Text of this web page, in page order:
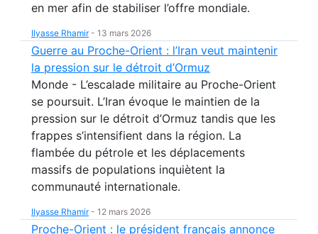
en mer afin de stabiliser l’offre mondiale.
Ilyasse Rhamir- 13 mars 2026
Guerre au Proche-Orient : l’Iran veut maintenir
la pression sur le détroit d’Ormuz
Monde - L’escalade militaire au Proche-Orient
se poursuit. L’Iran évoque le maintien de la
pression sur le détroit d’Ormuz tandis que les
frappes s’intensifient dans la région. La
flambée du pétrole et les déplacements
massifs de populations inquiètent la
communauté internationale.
Ilyasse Rhamir- 12 mars 2026
Proche-Orient : le président français annonce